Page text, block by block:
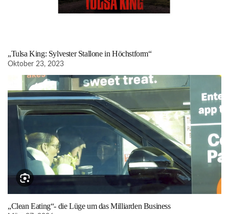
„Tulsa King: Sylvester Stallone in Höchstform“
Oktober 23, 2023
„Clean Eating“- die Lüge um das Milliarden Business